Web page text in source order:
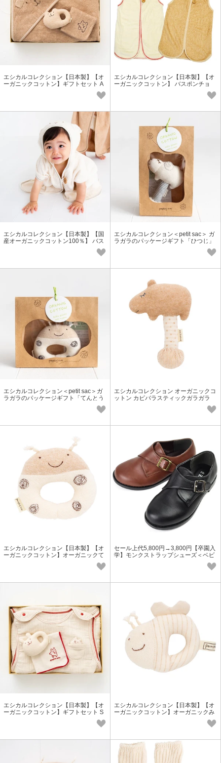
エシカルコレクション【日本製】【オ
ーガニックコットン】ギフトセット A
エシカルコレクション【日本製】【オ
ーガニックコットン】 バスポンチョ
エシカルコレクション【日本製】【国
産オーガニックコットン100％】 バス
エシカルコレクション＜petit sac＞ ガ
ラガラのパッケージギフト「ひつじ」
エシカルコレクション＜petit sac＞ガ
ラガラのパッケージギフト「てんとう
エシカルコレクション オーガニックコ
ットン カピバラスティックガラガラ
エシカルコレクション【日本製】【オ
ーガニックコットン】オーガニックて
セール上代5,800円→3,800円【卒園入
学】モンクストラップシューズ＜ベビ
エシカルコレクション【日本製】【オ
ーガニックコットン】ギフトセット S
エシカルコレクション【日本製】【オ
ーガニックコットン】オーガニックみ